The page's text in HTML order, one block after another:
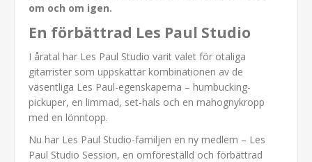
om och om igen.
En förbättrad Les Paul Studio
I åratal har Les Paul Studio varit valet för otaliga
gitarrister som uppskattar kombinationen av de
väsentliga Les Paul-egenskaperna – humbucking-
pickuper, en limmad, set-hals och en mahognykropp
med en lönntopp.
Nu har Les Paul Studio-familjen en ny medlem – Les
Paul Studio Session, en omföreställd och förbättrad